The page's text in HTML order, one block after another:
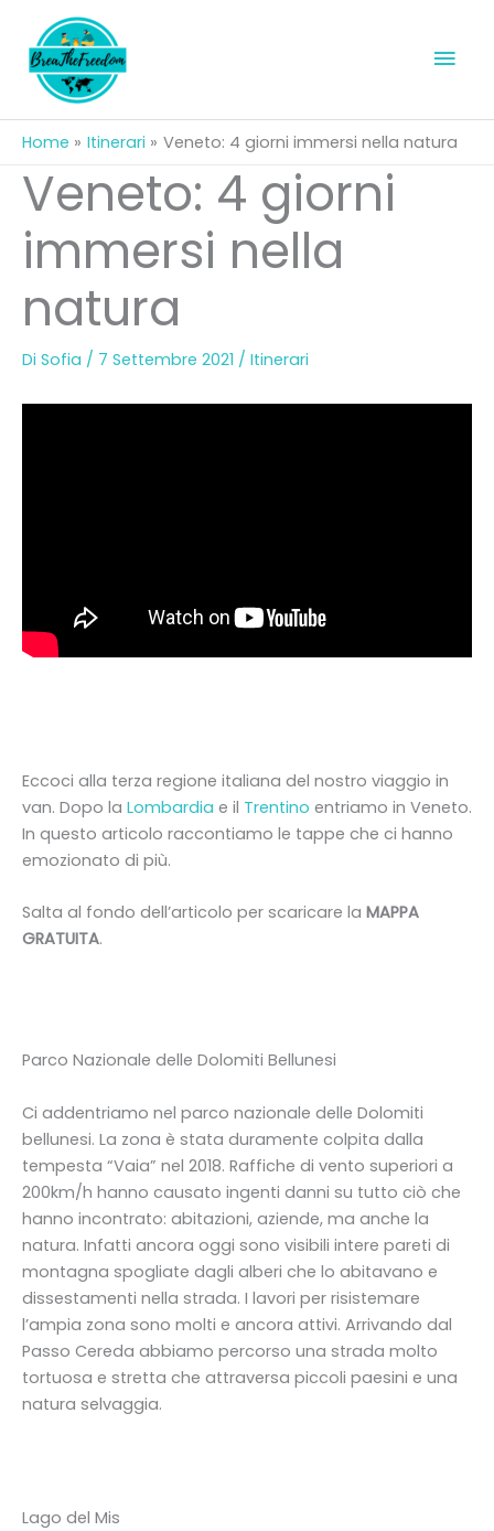
contenuto
Home Itinerari Veneto: 4 giorni immersi nella natura
Veneto: 4 giorni
immersi nella
natura
Di Sofia / 7 Settembre 2021 / Itinerari
Eccoci alla terza regione italiana del nostro viaggio in
van. Dopo la Lombardia e il Trentino entriamo in Veneto.
In questo articolo raccontiamo le tappe che ci hanno
emozionato di più.
Salta al fondo dell’articolo per scaricare la MAPPA
GRATUITA.
Parco Nazionale delle Dolomiti Bellunesi
Ci addentriamo nel parco nazionale delle Dolomiti
bellunesi. La zona è stata duramente colpita dalla
tempesta “Vaia” nel 2018. Raffiche di vento superiori a
200km/h hanno causato ingenti danni su tutto ciò che
hanno incontrato: abitazioni, aziende, ma anche la
natura. Infatti ancora oggi sono visibili intere pareti di
montagna spogliate dagli alberi che lo abitavano e
dissestamenti nella strada. I lavori per risistemare
l’ampia zona sono molti e ancora attivi. Arrivando dal
Passo Cereda abbiamo percorso una strada molto
tortuosa e stretta che attraversa piccoli paesini e una
natura selvaggia.
Lago del Mis